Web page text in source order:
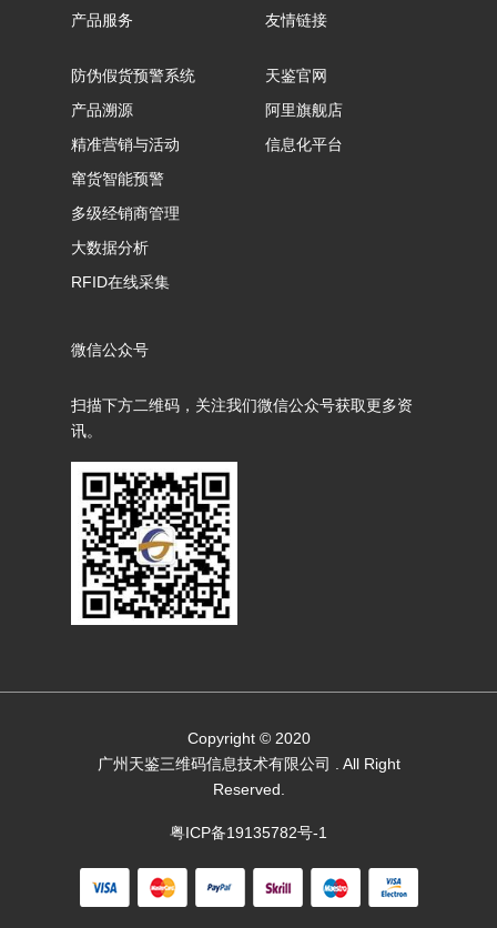
产品服务
防伪假货预警系统
产品溯源
精准营销与活动
窜货智能预警
多级经销商管理
大数据分析
RFID在线采集
友情链接
天鉴官网
阿里旗舰店
信息化平台
微信公众号
扫描下方二维码，关注我们微信公众号获取更多资
讯。
Copyright © 2020
广州天鉴三维码信息技术有限公司 . All Right
Reserved.
粤ICP备19135782号-1